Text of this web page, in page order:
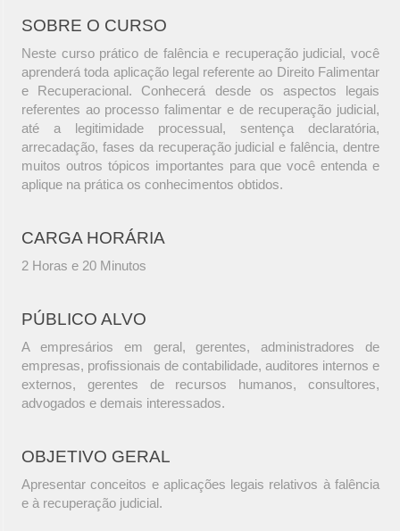
SOBRE O CURSO
Neste curso prático de falência e recuperação judicial, você
aprenderá toda aplicação legal referente ao Direito Falimentar
e Recuperacional. Conhecerá desde os aspectos legais
referentes ao processo falimentar e de recuperação judicial,
até a legitimidade processual, sentença declaratória,
arrecadação, fases da recuperação judicial e falência, dentre
muitos outros tópicos importantes para que você entenda e
aplique na prática os conhecimentos obtidos.
CARGA HORÁRIA
2 Horas e 20 Minutos
PÚBLICO ALVO
A empresários em geral, gerentes, administradores de
empresas, profissionais de contabilidade, auditores internos e
externos, gerentes de recursos humanos, consultores,
advogados e demais interessados.
OBJETIVO GERAL
Apresentar conceitos e aplicações legais relativos à falência
e à recuperação judicial.